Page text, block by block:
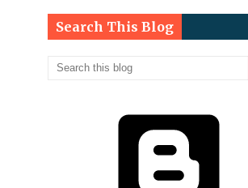
Search This Blog